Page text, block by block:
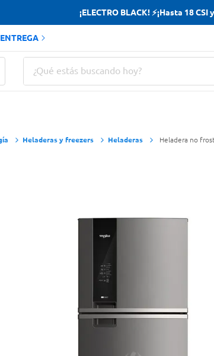
¡ELECTRO BLACK! ⚡¡Hasta 18
¿Qué estás buscando hoy?
Heladeras y freezers Heladeras Heladera no